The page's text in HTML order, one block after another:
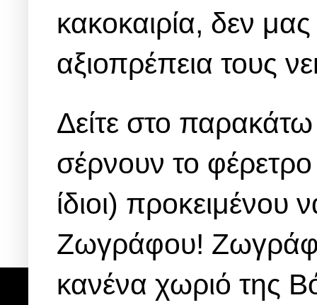
κακοκαιρία, δεν
αξιοπρέπεια τους
Δείτε στο
σέρνουν το φέρετρο
ίδιοι) προκειμένου
Ζωγράφου!
κανένα χωριό της